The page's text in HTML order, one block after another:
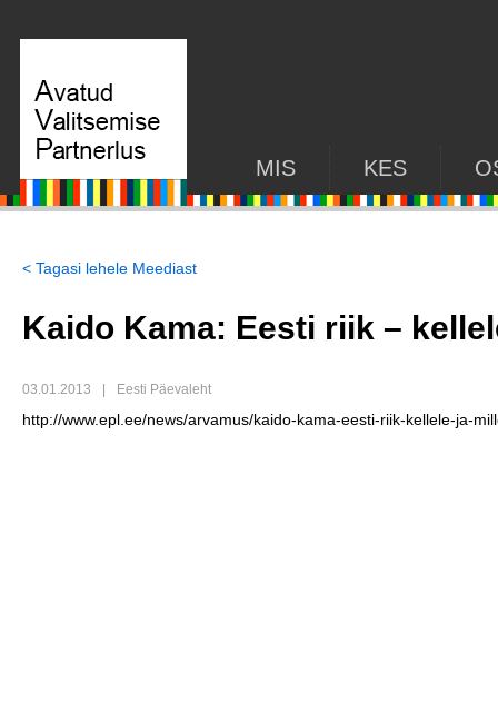
MIS KES
< Tagasi lehele Meediast
Kaido Kama: Eesti riik –
03.01.2013 Eesti Päevaleht
http://www.epl.ee/news/arvamus/kaido-kama-eesti-riik-kellele-ja-